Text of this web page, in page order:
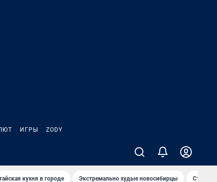
ИГРЫ ZODY
кухня в городе Экстремально худые новосибирцы Старт